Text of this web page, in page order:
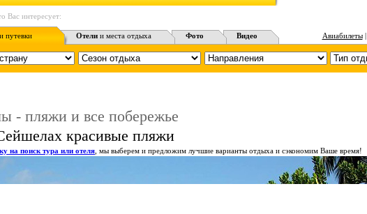
Вас интересует:
путевки Отели и места отдыха Фото Видео Авиабилеты|
- пляжи и все побережье
красивые пляжи
на поиск тура или отеля , мы выберем и предложим лучшие варианты отдыха и сэкономим Ваше время!